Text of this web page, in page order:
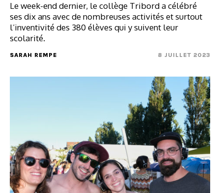
Le week-end dernier, le collège Tribord a célébré
ses dix ans avec de nombreuses activités et surtout
l’inventivité des 380 élèves qui y suivent leur
scolarité.
SARAH REMPE 8 JUILLET 2023